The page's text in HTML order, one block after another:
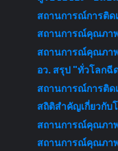
สถานการณ์การติ
สถานการณ์คุณภา
สถานการณ์คุณภา
อว. สรุป "ทั่วโลกฉี
สถานการณ์การติด
สถิติสำคัญเกี่ยวกับ
สถานการณ์คุณภา
สถานการณ์คุณภา